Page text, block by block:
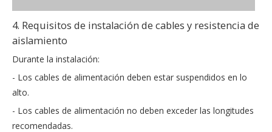
4. Requisitos de instalación de cables y resistencia de
aislamiento
Durante la instalación:
- Los cables de alimentación deben estar suspendidos en lo
alto.
- Los cables de alimentación no deben exceder las longitudes
recomendadas.